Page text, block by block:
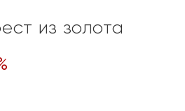
из золота